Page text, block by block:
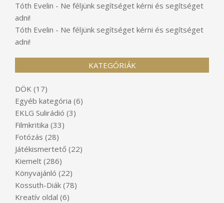
Tóth Evelin - Ne féljünk segítséget kérni és segítséget
adni!
Tóth Evelin - Ne féljünk segítséget kérni és segítséget
adni!
KATEGÓRIÁK
DÖK (17)
Egyéb kategória (6)
EKLG Sulirádió (3)
Filmkritika (33)
Fotózás (28)
Játékismertető (22)
Kiemelt (286)
Könyvajánló (22)
Kossuth-Diák (78)
Kreatív oldal (6)